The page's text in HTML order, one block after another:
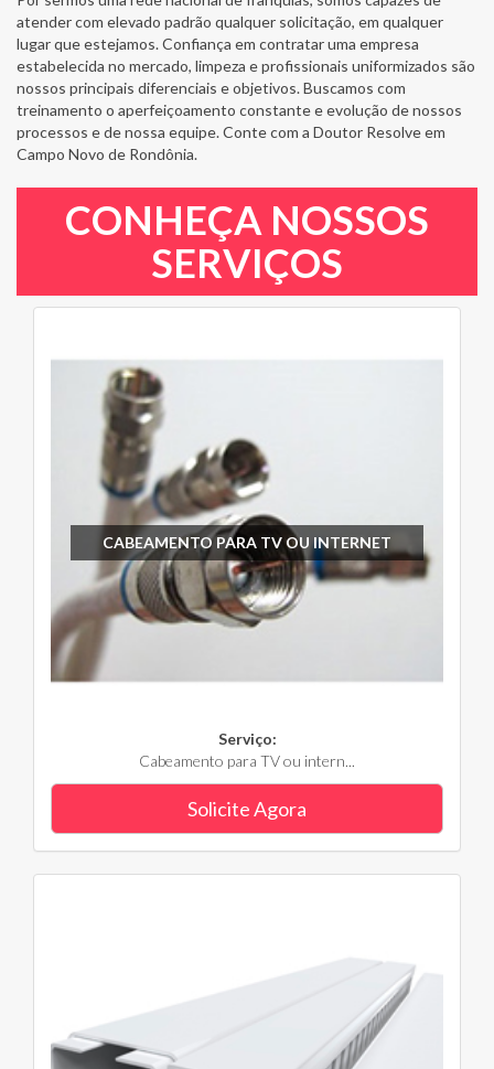
atender com elevado padrão qualquer solicitação, em qualquer
lugar que estejamos. Confiança em contratar uma empresa
estabelecida no mercado, limpeza e profissionais uniformizados são
nossos principais diferenciais e objetivos. Buscamos com
treinamento o aperfeiçoamento constante e evolução de nossos
processos e de nossa equipe. Conte com a Doutor Resolve em
Campo Novo de Rondônia.
CONHEÇA NOSSOS
SERVIÇOS
CABEAMENTO PARA TV OU INTERNET
Serviço:
Cabeamento para TV ou intern...
Solicite Agora